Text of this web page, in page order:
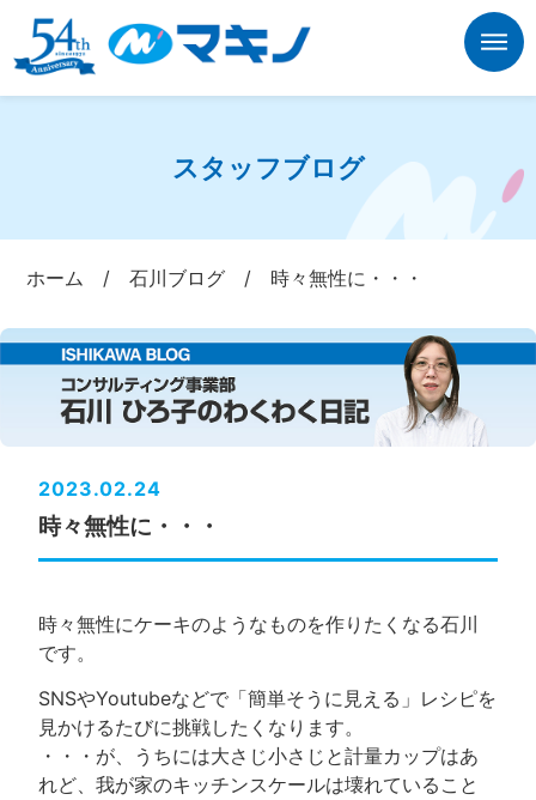
スタッフブログ
ホーム /石川ブログ / 時々無性に・・・
2023.02.24
時々無性に・・・
時々無性にケーキのようなものを作りたくなる石川
です。
SNSやYoutubeなどで「簡単そうに見える」レシピを
見かけるたびに挑戦したくなります。
・・・が、うちには大さじ小さじと計量カップはあ
れど、我が家のキッチンスケールは壊れていること